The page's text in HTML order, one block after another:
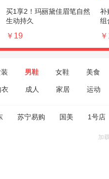
买1享2！玛丽黛佳眉笔自然
生动持久
￥19
补
组
男鞋 女鞋 美食
衣 成人 家居 运动
苏宁易购 国美 1号店
加